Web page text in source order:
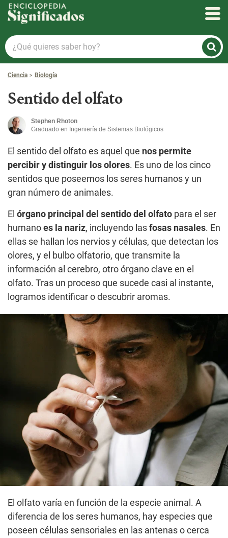
Enciclopedia Significados
¿Qué
quieres
saber
hoy?
Ciencia Biología
Sentido del olfato
Stephen Rhoton
Graduado en Ingeniería de Sistemas Biológicos
El sentido del olfato es aquel que nos permite
percibir y distinguir los olores. Es uno de los cinco
sentidos que poseemos los seres humanos y un
gran número de animales.
El órgano principal del sentido del olfato para el ser
humano es la nariz, incluyendo las fosas nasales. En
ellas se hallan los nervios y células, que detectan los
olores, y el bulbo olfatorio, que transmite la
información al cerebro, otro órgano clave en el
olfato. Tras un proceso que sucede casi al instante,
logramos identificar o descubrir aromas.
El olfato varía en función de la especie animal. A
diferencia de los seres humanos, hay especies que
poseen células sensoriales en las antenas o cerca